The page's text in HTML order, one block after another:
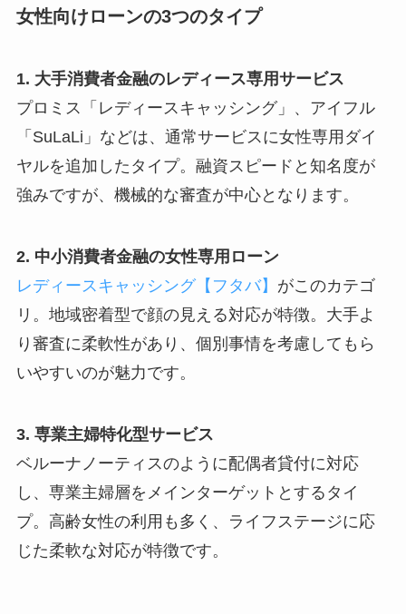
女性向けローンの3つのタイプ
1. 大手消費者金融のレディース専用サービス
プロミス「レディースキャッシング」、アイフル
「SuLaLi」などは、通常サービスに女性専用ダイ
ヤルを追加したタイプ。融資スピードと知名度が
強みですが、機械的な審査が中心となります。
2. 中小消費者金融の女性専用ローン
レディースキャッシング【フタバ】 がこのカテゴ
リ。地域密着型で顔の見える対応が特徴。大手よ
り審査に柔軟性があり、個別事情を考慮してもら
いやすいのが魅力です。
3. 専業主婦特化型サービス
ベルーナノーティスのように配偶者貸付に対応
し、専業主婦層をメインターゲットとするタイ
プ。高齢女性の利用も多く、ライフステージに応
じた柔軟な対応が特徴です。